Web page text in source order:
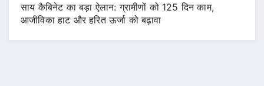
साय कैबिनेट का बड़ा ऐलान: ग्रामीणों को 125 दिन काम,
आजीविका हाट और हरित ऊर्जा को बढ़ावा